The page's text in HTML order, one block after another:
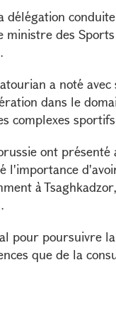
délégation
des
a noté
dans le
complexes
ont
l'importance
à
pour poursuivre
que de la